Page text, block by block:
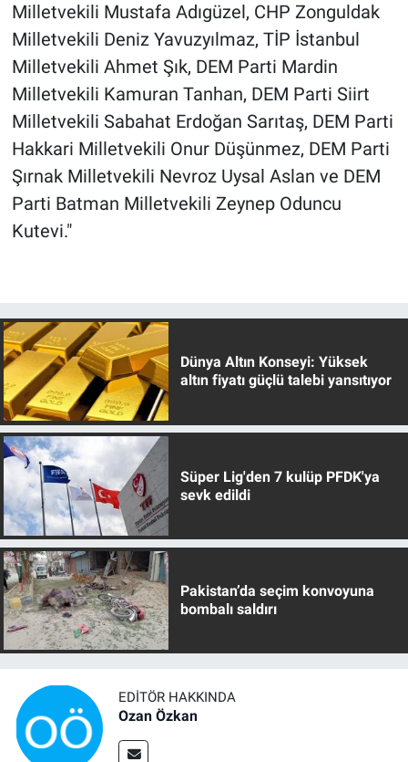
Milletvekili Mustafa Adıgüzel, CHP Zonguldak
Milletvekili Deniz Yavuzyılmaz, TİP İstanbul
Milletvekili Ahmet Şık, DEM Parti Mardin
Milletvekili Kamuran Tanhan, DEM Parti Siirt
Milletvekili Sabahat Erdoğan Sarıtaş, DEM Parti
Hakkari Milletvekili Onur Düşünmez, DEM Parti
Şırnak Milletvekili Nevroz Uysal Aslan ve DEM
Parti Batman Milletvekili Zeynep Oduncu
Kutevi."
Dünya Altın Konseyi: Yüksek
altın fiyatı güçlü talebi yansıtıyor
Süper Lig'den 7 kulüp PFDK'ya
sevk edildi
Pakistan’da seçim konvoyuna
bombalı saldırı
EDITÖR HAKKINDA
Ozan Özkan